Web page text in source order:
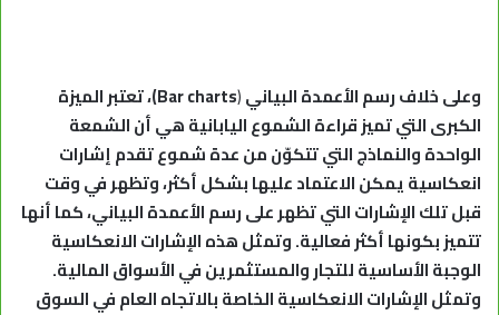
وعلى خلاف رسم الأعمدة البياني(
Bar charts)، تعتبر الميزة
الكبرى التي تميز قراءة الشموع اليابانية هي أن الشمعة
الواحدة والنماذج التي تتكوّن من عدة شموع تقدم إشارات
انعكاسية يمكن الاعتماد عليها بشكل أكثر، وتظهر في وقت
قبل تلك الإشارات التي تظهر على رسم الأعمدة البياني، كما أنها
تتميز بكونها أكثر فعالية. وتمثل هذه الإشارات الانعكاسية
الوجبة الأساسية للتجار والمستثمرين في الأسواق المالية.
وتمثل الإشارات الانعكاسية الخاصة بالاتجاه العام في السوق